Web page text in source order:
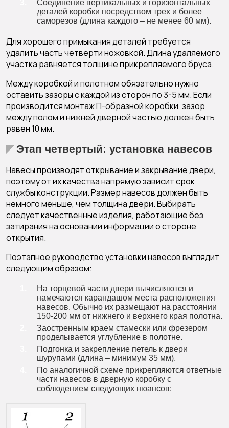
Соединение вертикальных и горизонтальных
деталей коробки посредством трех и более
саморезов (длина каждого – не менее 60 мм).
Для хорошего примыкания деталей требуется
удалить часть четверти ножовкой. Длина удаляемого
участка равняется толщине прикрепляемого бруса.
Между коробкой и полотном обязательно нужно
оставить зазоры с каждой из сторон по 3-5 мм. Если
производится монтаж П-образной коробки, зазор
между полом и нижней дверной частью должен быть
равен 10 мм.
Этап четвертый: установка навесов
Навесы производят открывание и закрывание двери,
поэтому от их качества напрямую зависит срок
службы конструкции. Размер навесов должен быть
немного меньше, чем толщина двери. Выбирать
следует качественные изделия, работающие без
затирания на основании информации о стороне
открытия.
Поэтапное руководство установки навесов выглядит
следующим образом:
На торцевой части двери вычисляются и
намечаются карандашом места расположения
навесов. Обычно их размещают на расстоянии
150-200 мм от нижнего и верхнего края полотна.
Заостренным краем стамески или фрезером
проделывается углубление в полотне.
Подгонка и закрепление петель к двери
шурупами (длина – минимум 35 мм).
По аналогичной схеме прикрепляются ответные
части навесов в дверную коробку с
соблюдением следующих нюансов: